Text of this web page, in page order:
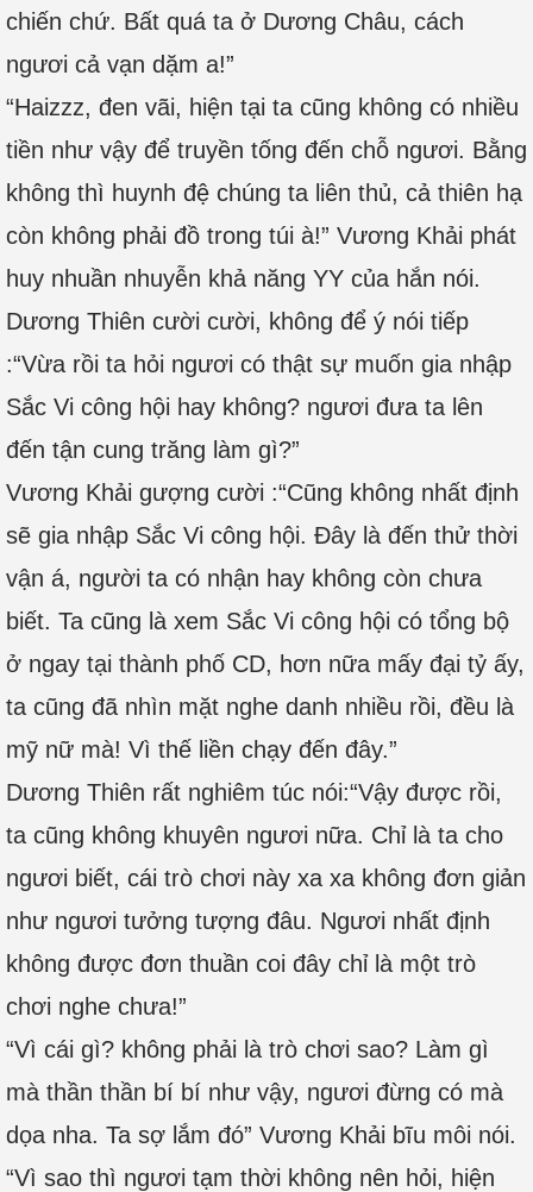
chiến chứ. Bất quá ta ở Dương Châu, cách
ngươi cả vạn dặm a!”
“Haizzz, đen vãi, hiện tại ta cũng không có nhiều
tiền như vậy để truyền tống đến chỗ ngươi. Bằng
không thì huynh đệ chúng ta liên thủ, cả thiên hạ
còn không phải đồ trong túi à!” Vương Khải phát
huy nhuần nhuyễn khả năng YY của hắn nói.
Dương Thiên cười cười, không để ý nói tiếp
:“Vừa rồi ta hỏi ngươi có thật sự muốn gia nhập
Sắc Vi công hội hay không? ngươi đưa ta lên
đến tận cung trăng làm gì?”
Vương Khải gượng cười :“Cũng không nhất định
sẽ gia nhập Sắc Vi công hội. Đây là đến thử thời
vận á, người ta có nhận hay không còn chưa
biết. Ta cũng là xem Sắc Vi công hội có tổng bộ
ở ngay tại thành phố CD, hơn nữa mấy đại tỷ ấy,
ta cũng đã nhìn mặt nghe danh nhiều rồi, đều là
mỹ nữ mà! Vì thế liền chạy đến đây.”
Dương Thiên rất nghiêm túc nói:“Vậy được rồi,
ta cũng không khuyên ngươi nữa. Chỉ là ta cho
ngươi biết, cái trò chơi này xa xa không đơn giản
như ngươi tưởng tượng đâu. Ngươi nhất định
không được đơn thuần coi đây chỉ là một trò
chơi nghe chưa!”
“Vì cái gì? không phải là trò chơi sao? Làm gì
mà thần thần bí bí như vậy, ngươi đừng có mà
dọa nha. Ta sợ lắm đó” Vương Khải bĩu môi nói.
“Vì sao thì ngươi tạm thời không nên hỏi, hiện